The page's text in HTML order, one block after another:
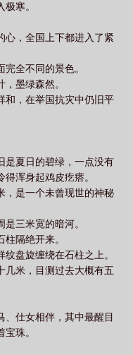
爱小哥的你和我2.有金手
不是那种娇妻，不作精、
笔就那样，不是那么专
多6.盗1—9、雨村笔记、
时停更，后续会补8.烟火
荼连载中9.番外篇灵山初
因为考究原著整理时间线
指路另一本，已经挪到
和人设，本传刚刚大致修
，后期修文会小说影视参
寒。
心，全国上下都进入了紧
全不同的景色。
墨绿森然。
和，在举国抗灾中仍旧平
是夏日的碧绿，一点没有
浑身起鸡皮疙瘩。
，是一个未曾现世的神秘
三米宽的暗河。
隔绝开来。
盘旋缠绕在石柱之上。
几米，目测过去大概有五
、仕女相伴，其中最醒目
珠。